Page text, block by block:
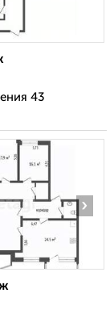
43
›